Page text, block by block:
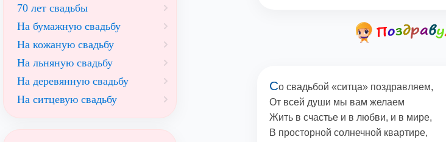
Со свадьбой «ситца» поздравляем,
От всей души мы вам желаем
Жить в счастье и в любви, и в мире,
В просторной солнечной квартире,
70 лет свадьбы
На бумажную свадьбу
На кожаную свадьбу
На льняную свадьбу
На деревянную свадьбу
На ситцевую свадьбу